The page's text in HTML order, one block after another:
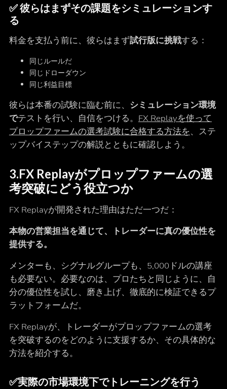
✅ 彼らはまずその課題をシミュレーションす
る
料金を支払う前に、彼らはまず試行版に挑戦する：
同じルールだ
同じドローダウン
同じ利益目標
彼らは本番の試験に臨む前に、 シミュレーション環境
でテストを行い、自信をつける。 FX Replayを使って
プロップファームの選考試験に合格する方法を、ステ
ップバイステップの解説とともに確認しよう。
3.FX Replayがプロップファームの選
考突破にどう役立つか
FX Replayが開発された理由はただ一つだ：
本物の営業担当を通じて、トレーダーに真の優位性を
提供する。
メンターも、シグナルグループも、5,000ドルの講座
も必要ない。必要なのは、プロたちと同じように、自
分の優位性を試し、磨き上げ、徹底的に検証できるプ
ラットフォームだ。
FX Replayが、トレーダーがプロップファームの選考
を突破するのをどのように支援するか、その具体的な
方法を紹介する。
✅実際の市場環境下でトレーニングを行う